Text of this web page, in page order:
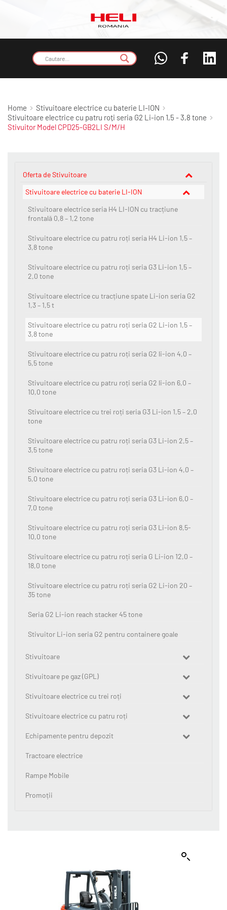
Home
Stivuitoare electrice cu baterie LI-ION
Stivuitoare electrice cu patru roți seria G2 Li-ion 1,5 - 3,8 tone
Stivuitor Model CPD25-GB2LI S/M/H
Oferta de Stivuitoare
Stivuitoare electrice cu baterie LI-ION
Stivuitoare electrice seria H4 LI-ION cu tracțiune
frontală 0,8 – 1,2 tone
Stivuitoare electrice cu patru roți seria H4 Li-ion 1,5 –
3,8 tone
Stivuitoare electrice cu patru roți seria G3 Li-ion 1,5 –
2,0 tone
Stivuitoare electrice cu tracțiune spate Li-ion seria G2
1,3 – 1,5 t
Stivuitoare electrice cu patru roți seria G2 Li-ion 1,5 –
3,8 tone
Stivuitoare electrice cu patru roți seria G2 li-ion 4,0 –
5,5 tone
Stivuitoare electrice cu patru roți seria G2 li-ion 6,0 –
10,0 tone
Stivuitoare electrice cu trei roți seria G3 Li-ion 1,5 – 2,0
tone
Stivuitoare electrice cu patru roți seria G3 Li-ion 2,5 –
3,5 tone
Stivuitoare electrice cu patru roți seria G3 Li-ion 4,0 –
5,0 tone
Stivuitoare electrice cu patru roți seria G3 Li-ion 6,0 –
7,0 tone
Stivuitoare electrice cu patru roți seria G3 Li-ion 8,5-
10,0 tone
Stivuitoare electrice cu patru roți seria G Li-ion 12,0 –
18,0 tone
Stivuitoare electrice cu patru roți seria G2 Li-ion 20 –
35 tone
Seria G2 Li-ion reach stacker 45 tone
Stivuitor Li-ion seria G2 pentru containere goale
Stivuitoare
Stivuitoare pe gaz (GPL)
Stivuitoare electrice cu trei roți
Stivuitoare electrice cu patru roți
Echipamente pentru depozit
Tractoare electrice
Rampe Mobile
Promoții